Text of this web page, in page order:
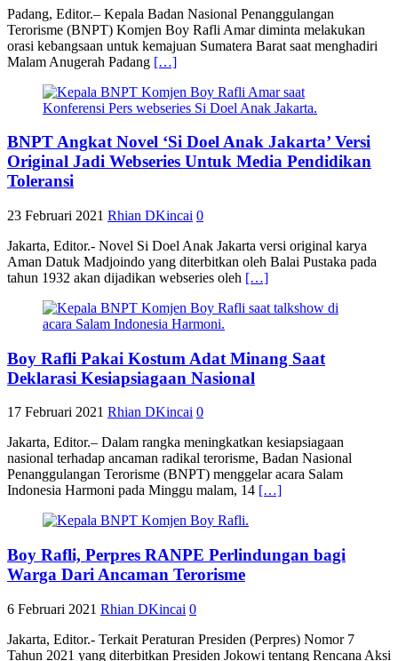
Padang, Editor.– Kepala Badan Nasional Penanggulangan
Terorisme (BNPT) Komjen Boy Rafli Amar diminta melakukan
orasi kebangsaan untuk kemajuan Sumatera Barat saat menghadiri
Malam Anugerah Padang […]
BNPT Angkat Novel ‘Si Doel Anak Jakarta’ Versi
Original Jadi Webseries Untuk Media Pendidikan
Toleransi
23 Februari 2021 Rhian DKincai 0
Jakarta, Editor.- Novel Si Doel Anak Jakarta versi original karya
Aman Datuk Madjoindo yang diterbitkan oleh Balai Pustaka pada
tahun 1932 akan dijadikan webseries oleh […]
Boy Rafli Pakai Kostum Adat Minang Saat
Deklarasi Kesiapsiagaan Nasional
17 Februari 2021 Rhian DKincai 0
Jakarta, Editor.– Dalam rangka meningkatkan kesiapsiagaan
nasional terhadap ancaman radikal terorisme, Badan Nasional
Penanggulangan Terorisme (BNPT) menggelar acara Salam
Indonesia Harmoni pada Minggu malam, 14 […]
Boy Rafli, Perpres RANPE Perlindungan bagi
Warga Dari Ancaman Terorisme
6 Februari 2021 Rhian DKincai 0
Jakarta, Editor.- Terkait Peraturan Presiden (Perpres) Nomor 7
Tahun 2021 yang diterbitkan Presiden Jokowi tentang Rencana Aksi